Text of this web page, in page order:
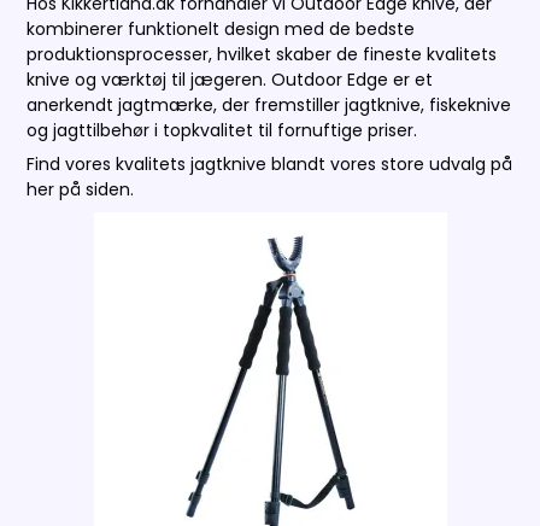
kombinerer funktionelt design med de bedste
produktionsprocesser, hvilket skaber de fineste kvalitets
knive og værktøj til jægeren. Outdoor Edge er et
anerkendt jagtmærke, der fremstiller jagtknive, fiskeknive
og jagttilbehør i topkvalitet til fornuftige priser.
Find vores kvalitets jagtknive blandt vores store udvalg på
her på siden.